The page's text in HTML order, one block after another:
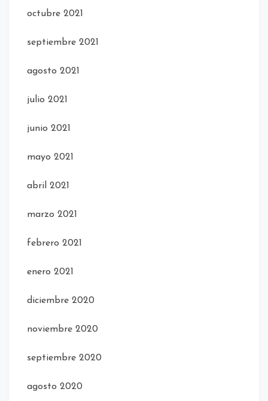
octubre 2021
septiembre 2021
agosto 2021
julio 2021
junio 2021
mayo 2021
abril 2021
marzo 2021
febrero 2021
enero 2021
diciembre 2020
noviembre 2020
septiembre 2020
agosto 2020